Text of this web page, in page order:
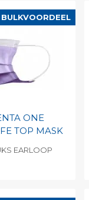
BULKVOORDEEL
ONE
TOP MASK
EARLOOP